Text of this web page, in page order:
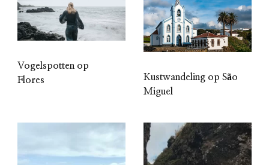
Vogelspotten op
Flores
Kustwandeling op São
Miguel